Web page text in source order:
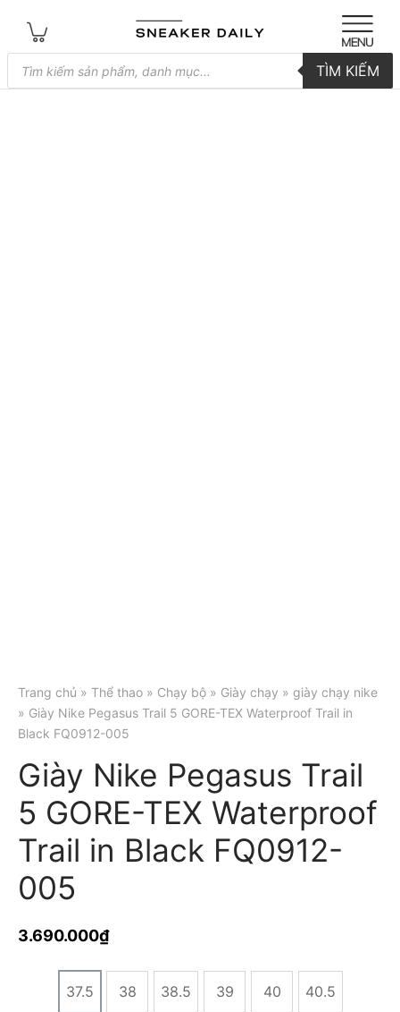
Tìm
kiếm
sản
TÌM KIẾM
Trang chủ » Thể thao » Chạy bộ » Giày chạy » giày chạy nike
» Giày Nike Pegasus Trail 5 GORE-TEX Waterproof Trail in
Black FQ0912-005
Giày Nike Pegasus Trail
5 GORE-TEX Waterproof
Trail in Black FQ0912-
005
3.690.000₫
37.5 38 38.5 39 40 40.5